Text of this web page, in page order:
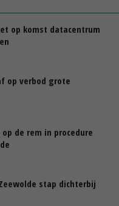
op komst datacentrum
op verbod grote
de rem in procedure
stap dichterbij